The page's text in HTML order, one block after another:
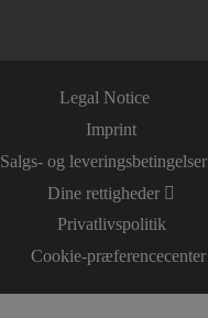
Legal Notice
Imprint
Salgs- og leveringsbetingelser
Dine rettigheder
Privatlivspolitik
Cookie-præferencecenter